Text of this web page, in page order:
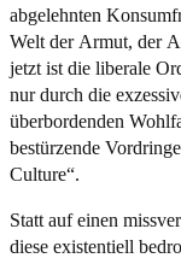
abgelehnten
Welt der Armut, der
jetzt ist die liberale
nur durch die
überbordenden
bestürzende
Culture“.
Statt auf einen
diese existentiell